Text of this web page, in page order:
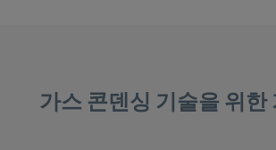
가스 콘덴싱 기술을 위한